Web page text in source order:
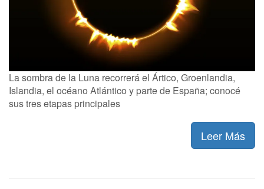
La sombra de la Luna recorrerá el Ártico, Groenlandia,
Islandia, el océano Atlántico y parte de España; conocé
sus tres etapas principales
Leer Más